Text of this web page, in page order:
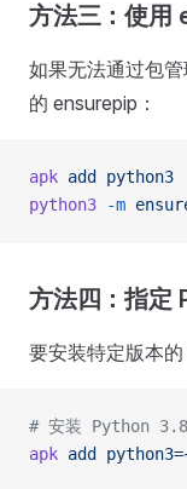
方法三：使用
如果无法通过包
的 ensurepip：
apk add
python3
python3 -m
方法四：指定
要安装特定版本
# 安装 Python
apk add